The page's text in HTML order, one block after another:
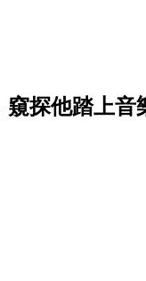
探他踏上音